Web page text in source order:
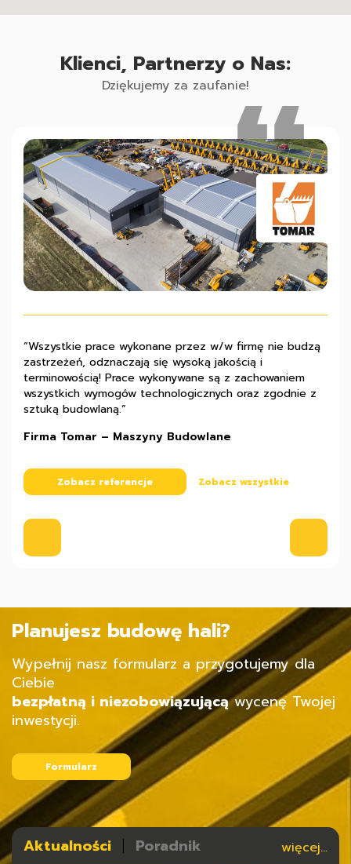
Klienci, Partnerzy o Nas:
Dziękujemy za zaufanie!
“Wszystkie prace wykonane przez w/w firmę nie budzą
zastrzeżeń, odznaczają się wysoką jakością i
terminowością! Prace wykonywane są z zachowaniem
wszystkich wymogów technologicznych oraz zgodnie z
sztuką budowlaną.”
Firma Tomar – Maszyny Budowlane
Zobacz referencje Zobacz wszystkie
„Z pełną odpowiedzialnością polecamy firmę Pana Marka
Machowskiego jako solidnego partnera inwestycyjnego,
charakteryzującego się przy tym bogatym
doświadczeniem, rzetelnością i sumiennością.”
Zobacz referencje
“Współpraca z firmą Stalmach układała się prawidłowo i
z całą pewnością możemy polecić ją jako solidne
przedsiębiorstwo, które gwarantuje wysoką jakość
wykonywanych robót budowlanych.”
Zobacz referencje
Planujesz budowę hali?
Wypełnij nasz formularz a przygotujemy dla
Ciebie
bezpłatną i niezobowiązującąwycenę Twojej
inwestycji.
Formularz
Aktualności Poradnik więcej...